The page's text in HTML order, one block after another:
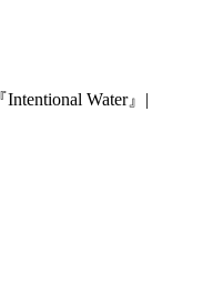
Water』|